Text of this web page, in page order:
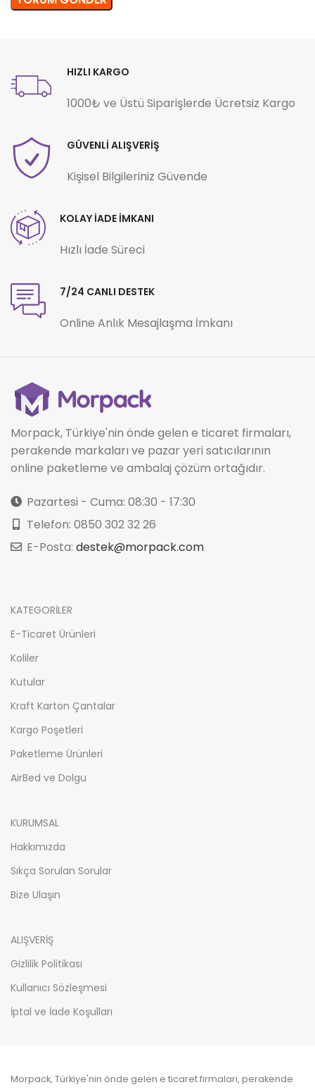
HIZLI KARGO
1000₺ ve Üstü Siparişlerde Ücretsiz Kargo
GÜVENLİ ALIŞVERİŞ
Kişisel Bilgileriniz Güvende
KOLAY İADE İMKANI
Hızlı İade Süreci
7/24 CANLI DESTEK
Online Anlık Mesajlaşma İmkanı
Morpack, Türkiye'nin önde gelen e ticaret firmaları,
perakende markaları ve pazar yeri satıcılarının
online paketleme ve ambalaj çözüm ortağıdır.
Pazartesi - Cuma: 08:30 - 17:30
Telefon: 0850 302 32 26
E-Posta: destek@morpack.com
KATEGORİLER
E-Ticaret Ürünleri
Koliler
Kutular
Kraft Karton Çantalar
Kargo Poşetleri
Paketleme Ürünleri
AirBed ve Dolgu
KURUMSAL
Hakkımızda
Sıkça Sorulan Sorular
Bize Ulaşın
ALIŞVERİŞ
Gizlilik Politikası
Kullanıcı Sözleşmesi
İptal ve İade Koşulları
Morpack, Türkiye'nin önde gelen e ticaret firmaları, perakende